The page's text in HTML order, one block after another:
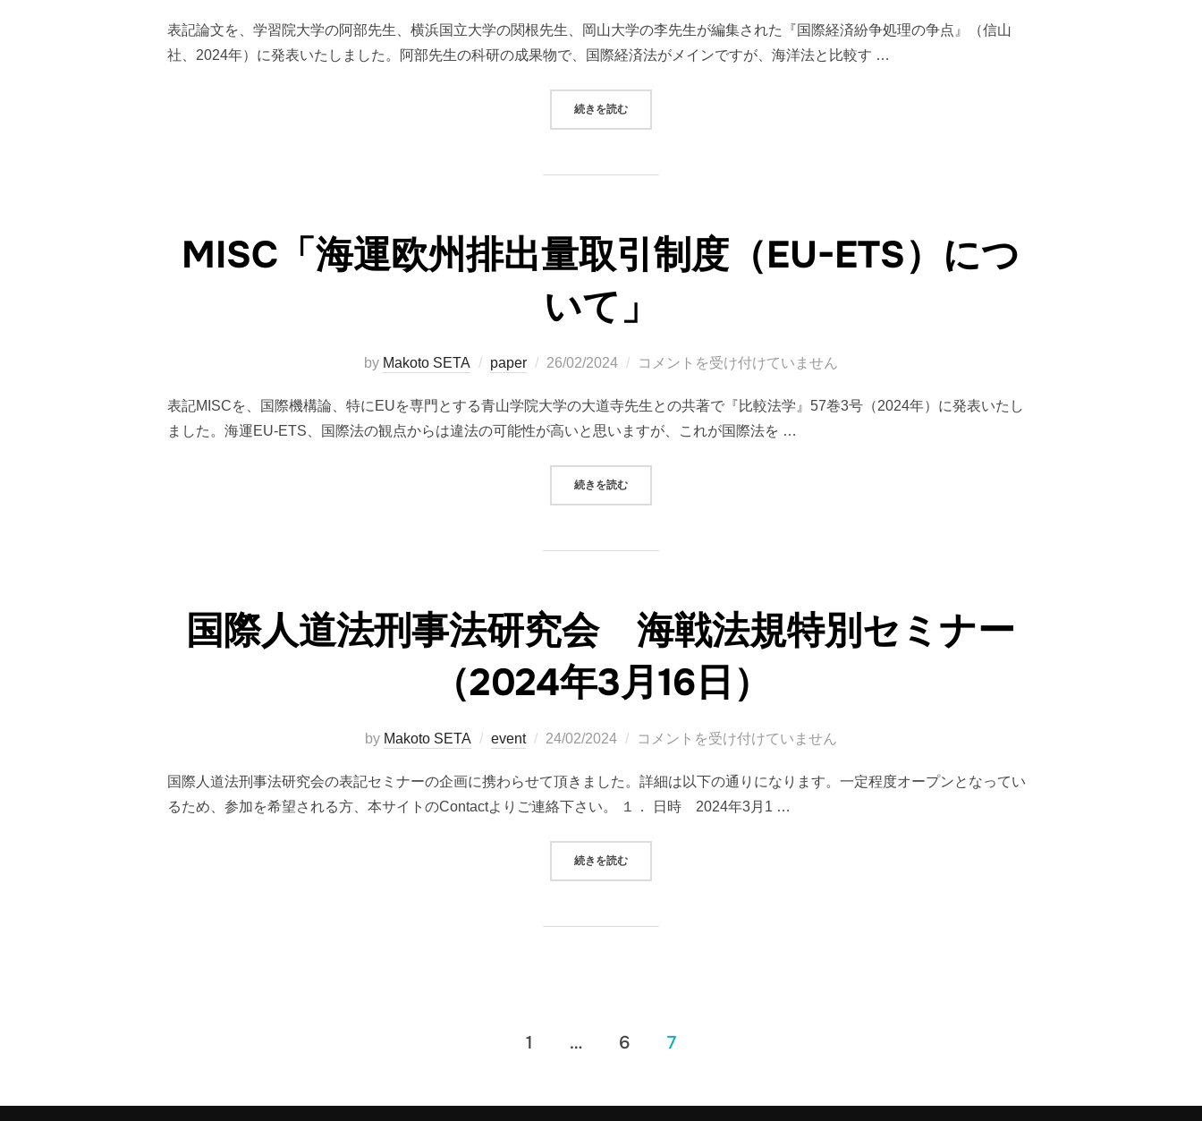
日:
表記論文を、学習院大学の阿部先生、横浜国立大学の関根先生、岡山大学の李先生が編集された『国際経済紛争処理の争点』（信山
社、2024年）に発表いたしました。阿部先生の科研の成果物で、国際経済法がメインですが、海洋法と比較す …
続きを読む“論文「UNCLOS裁判所における先決的抗弁」”
MISC「海運欧州排出量取引制度（EU-ETS）につ
いて」
by Makoto SETA paper
投
日:
26/02/2024 コメントを受け付けていません
表記MISCを、国際機構論、特にEUを専門とする青山学院大学の大道寺先生との共著で『比較法学』57巻3号（2024年）に発表いたし
ました。海運EU-ETS、国際法の観点からは違法の可能性が高いと思いますが、これが国際法を …
続きを読む“MISC「海運欧州排出量取引制度（EU-ETS）について」”
国際人道法刑事法研究会 海戦法規特別セミナー
（2024年3月16日）
by Makoto SETA event
投
日:
24/02/2024 コメントを受け付けていません
国際人道法刑事法研究会の表記セミナーの企画に携わらせて頂きました。詳細は以下の通りになります。一定程度オープンとなってい
るため、参加を希望される方、本サイトのContactよりご連絡下さい。 １． 日時 2024年3月1 …
続きを読む“国際人道法刑事法研究会 海戦法規特別セミナー（2024年3月16日）”
1 … 6 7